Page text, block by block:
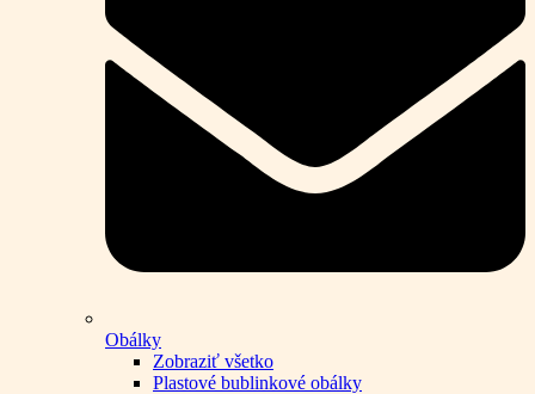
Obálky
Zobraziť všetko
Plastové bublinkové obálky